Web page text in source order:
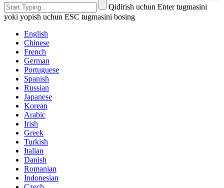
Qidirish uchun Enter tugmasini
yoki yopish uchun ESC tugmasini bosing
English
Chinese
French
German
Portuguese
Spanish
Russian
Japanese
Korean
Arabic
Irish
Greek
Turkish
Italian
Danish
Romanian
Indonesian